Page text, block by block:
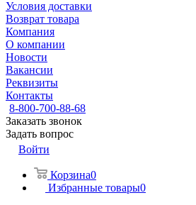
Условия доставки
Возврат товара
Компания
О компании
Новости
Вакансии
Реквизиты
Контакты
8-800-700-88-68
Заказать звонок
Задать вопрос
Войти
Корзина0
Избранные товары0